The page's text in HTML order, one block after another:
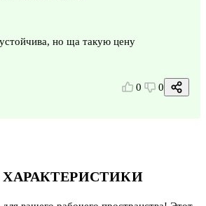
но ща такую цену
0 0